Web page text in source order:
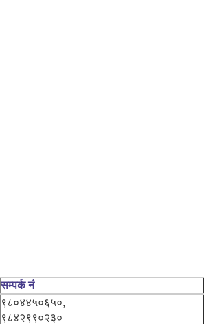
सम्पर्क नं
९८०४४५०६५०,
९८४२९९०२३०